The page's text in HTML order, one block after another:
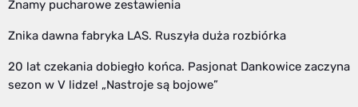
Znamy pucharowe zestawienia
Znika dawna fabryka LAS. Ruszyła duża rozbiórka
20 lat czekania dobiegło końca. Pasjonat Dankowice zaczyna
sezon w V lidze! „Nastroje są bojowe”